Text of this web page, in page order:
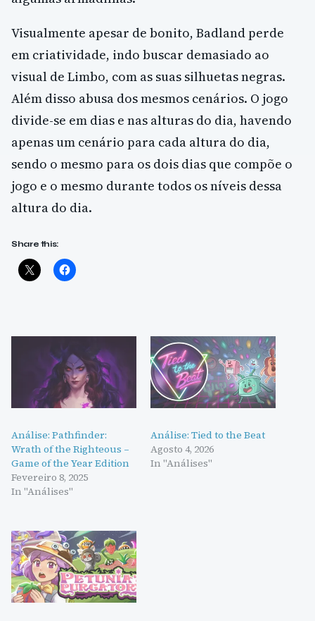
Visualmente apesar de bonito, Badland perde
em criatividade, indo buscar demasiado ao
visual de Limbo, com as suas silhuetas negras.
Além disso abusa dos mesmos cenários. O jogo
divide-se em dias e nas alturas do dia, havendo
apenas um cenário para cada altura do dia,
sendo o mesmo para os dois dias que compõe o
jogo e o mesmo durante todos os níveis dessa
altura do dia.
Share this:
Análise: Pathfinder:
Wrath of the Righteous –
Game of the Year Edition
Fevereiro 8, 2025
In "Análises"
Análise: Tied to the Beat
Agosto 4, 2026
In "Análises"